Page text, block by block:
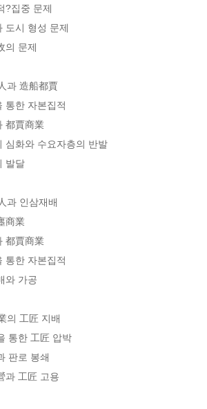
?집중 문제
도시 형성 문제
의 문제
과 造船都賈
통한 자본집적
都賈商業
심화와 수요자층의 반발
발달
과 인삼재배
商業
都賈商業
통한 자본집적
와 가공
의 工匠 지배
통한 工匠 압박
판로 봉쇄
과 工匠 고용